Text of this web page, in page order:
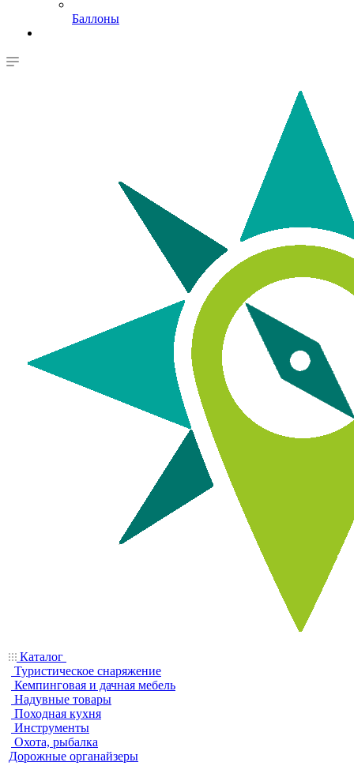
Баллоны
Каталог
Туристическое снаряжение
Кемпинговая и дачная мебель
Надувные товары
Походная кухня
Инструменты
Охота, рыбалка
Дорожные органайзеры